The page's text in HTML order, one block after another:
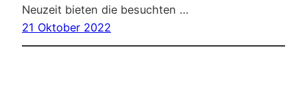
Neuzeit bieten die besuchten …
21 Oktober 2022